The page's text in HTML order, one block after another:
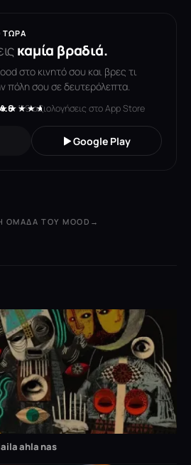
ΤΏΡΑ
καμία βραδιά.
στο κινητό σου και βρες τι
πόλη σου σε δευτερόλεπτα.
★★★★★
4.6· 119 αξιολογήσεις στο App Store
Google Play
ΟΜΆΔΑ ΤΟΥ MOOD →
ahla nas